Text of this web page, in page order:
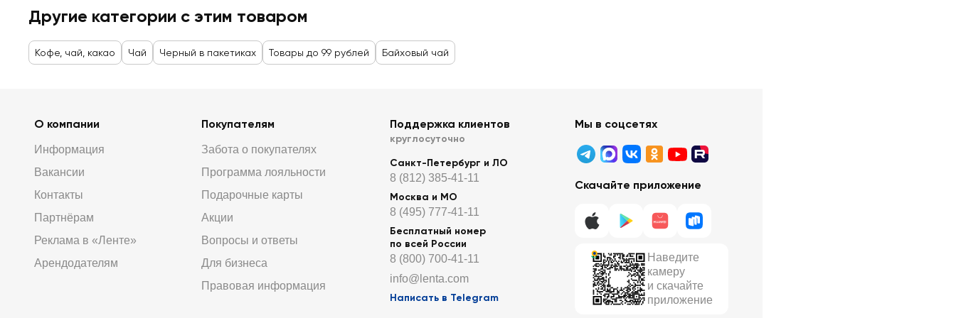
Другие категории с этим товаром
Кофе, чай, какао Чай Черный в пакетиках Товары до 99 рублей Байховый чай
О компании
Информация
Вакансии
Контакты
Партнёрам
Реклама в «Ленте»
Арендодателям
Покупателям
Забота о покупателях
Программа лояльности
Подарочные карты
Акции
Вопросы и ответы
Для бизнеса
Правовая информация
Поддержка клиентов
круглосуточно
Санкт-Петербург и ЛО
8 (812) 385-41-11
Москва и МО
8 (495) 777-41-11
Бесплатный номер
по всей России
8 (800) 700-41-11
info@lenta.com
Написать в Telegram
Мы в соцсетях
Скачайте приложение
Наведите
камеру
и скачайте
приложение